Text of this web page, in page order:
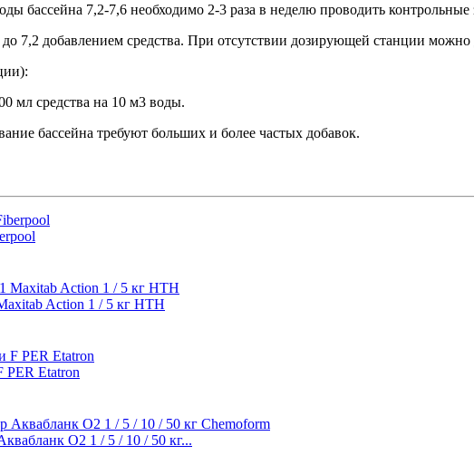
бассейна 7,2-7,6 необходимо 2-3 раза в неделю проводить контрольные
7,2 добавлением средства. При отсутствии дозирующей станции можно
мл средства на 10 м3 воды.
бассейна требуют больших и более частых добавок.
Action 1 / 5 кг HTH
PER Etatron
O2 1 / 5 / 10 / 50 кг...